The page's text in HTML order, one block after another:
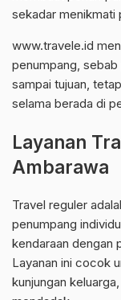
sekadar menikmati
www.travele.id
penumpang, sebab
sampai tujuan,
selama berada di
Layanan
Ambarawa
Travel reguler
penumpang
kendaraan dengan
Layanan ini cocok
kunjungan